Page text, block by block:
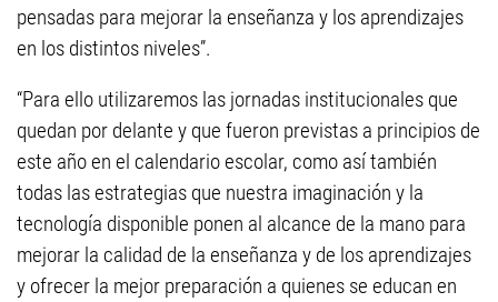
pensadas para mejorar la enseñanza y los aprendizajes
en los distintos niveles”.
“Para ello utilizaremos las jornadas institucionales que
quedan por delante y que fueron previstas a principios de
este año en el calendario escolar, como así también
todas las estrategias que nuestra imaginación y la
tecnología disponible ponen al alcance de la mano para
mejorar la calidad de la enseñanza y de los aprendizajes
y ofrecer la mejor preparación a quienes se educan en